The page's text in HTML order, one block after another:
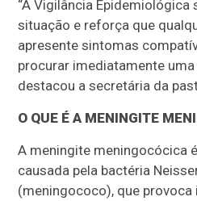
“A Vigilância
situação e reforça que
apresente sintomas
procurar imediatamente uma
destacou a secretária da
O QUE É A MENINGITE
A meningite meningocócica
causada pela bactéria
(meningococo), que